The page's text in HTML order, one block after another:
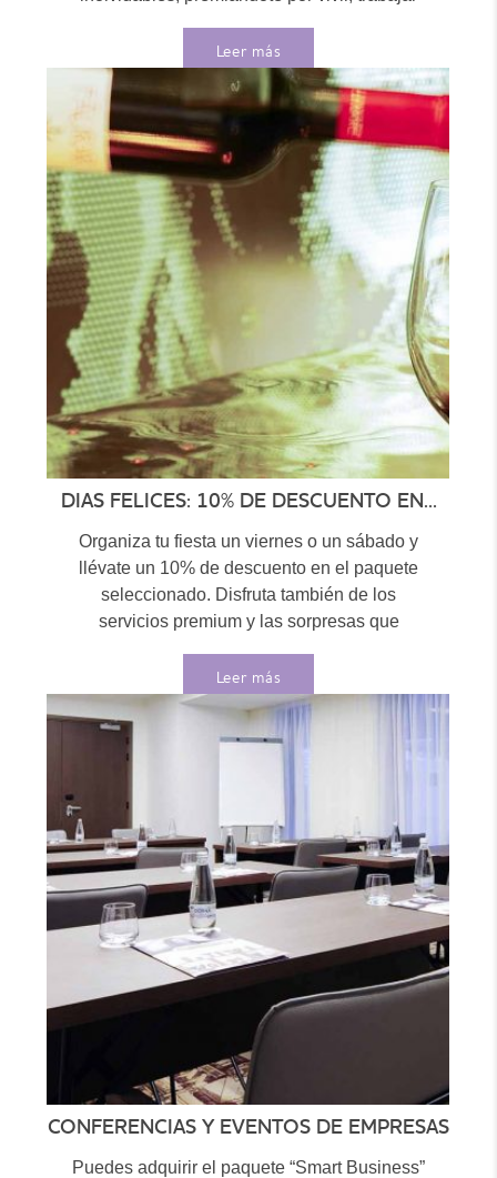
Leer más
DIAS FELICES: 10% DE DESCUENTO EN...
Organiza tu fiesta un viernes o un sábado y
llévate un 10% de descuento en el paquete
seleccionado. Disfruta también de los
servicios premium y las sorpresas que
Leer más
CONFERENCIAS Y EVENTOS DE EMPRESAS
Puedes adquirir el paquete “Smart Business”